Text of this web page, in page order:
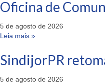
Oficina de
5 de agosto de 2026
Leia mais »
SindijorPR
5 de agosto de 2026